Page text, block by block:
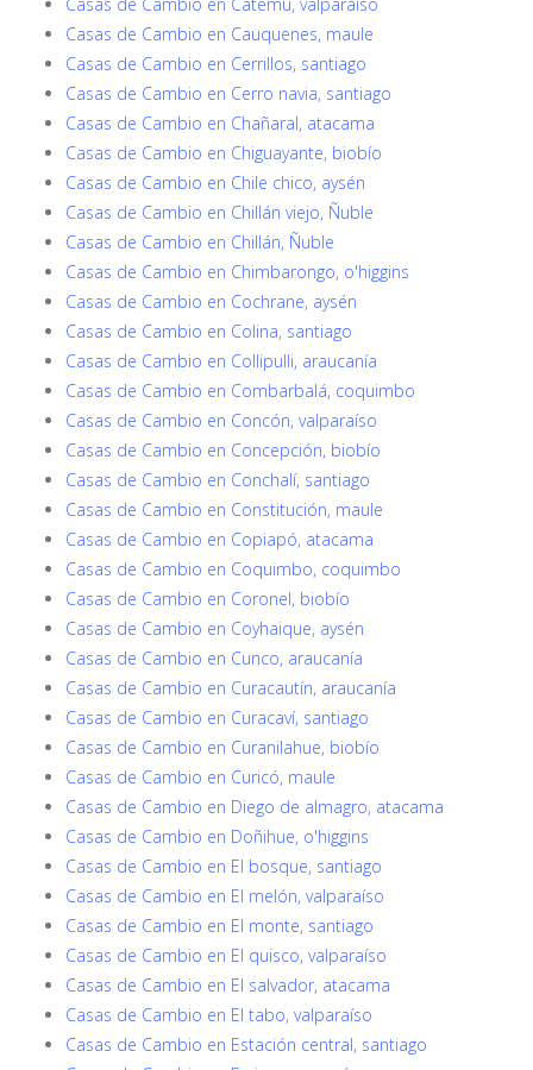
Casas de Cambio en Cauquenes, maule
Casas de Cambio en Cerrillos, santiago
Casas de Cambio en Cerro navia, santiago
Casas de Cambio en Chañaral, atacama
Casas de Cambio en Chiguayante, biobío
Casas de Cambio en Chile chico, aysén
Casas de Cambio en Chillán viejo, Ñuble
Casas de Cambio en Chillán, Ñuble
Casas de Cambio en Chimbarongo, o'higgins
Casas de Cambio en Cochrane, aysén
Casas de Cambio en Colina, santiago
Casas de Cambio en Collipulli, araucanía
Casas de Cambio en Combarbalá, coquimbo
Casas de Cambio en Concón, valparaíso
Casas de Cambio en Concepción, biobío
Casas de Cambio en Conchalí, santiago
Casas de Cambio en Constitución, maule
Casas de Cambio en Copiapó, atacama
Casas de Cambio en Coquimbo, coquimbo
Casas de Cambio en Coronel, biobío
Casas de Cambio en Coyhaique, aysén
Casas de Cambio en Cunco, araucanía
Casas de Cambio en Curacautín, araucanía
Casas de Cambio en Curacaví, santiago
Casas de Cambio en Curanilahue, biobío
Casas de Cambio en Curicó, maule
Casas de Cambio en Diego de almagro, atacama
Casas de Cambio en Doñihue, o'higgins
Casas de Cambio en El bosque, santiago
Casas de Cambio en El melón, valparaíso
Casas de Cambio en El monte, santiago
Casas de Cambio en El quisco, valparaíso
Casas de Cambio en El salvador, atacama
Casas de Cambio en El tabo, valparaíso
Casas de Cambio en Estación central, santiago